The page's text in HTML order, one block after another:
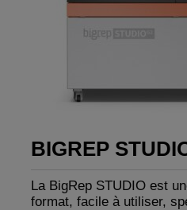
BIGREP
La BigRep STUDIO est
format, facile à utiliser,